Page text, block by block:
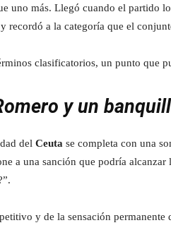
uno más. Llegó cuando el partido
recordó a la categoría que el
clasificatorios, un punto que
y un
del Ceuta se completa con una
a una sanción que podría
y de la sensación